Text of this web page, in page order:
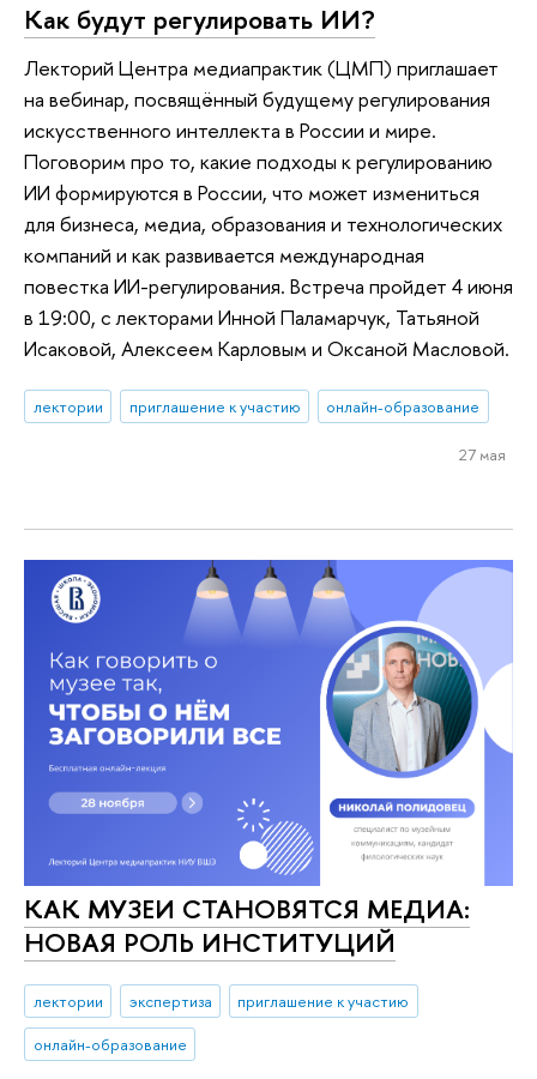
Как будут регулировать ИИ?
Лекторий Центра медиапрактик (ЦМП) приглашает
на вебинар, посвящённый будущему регулирования
искусственного интеллекта в России и мире.
Поговорим про то, какие подходы к регулированию
ИИ формируются в России, что может измениться
для бизнеса, медиа, образования и технологических
компаний и как развивается международная
повестка ИИ-регулирования. Встреча пройдет 4 июня
в 19:00, с лекторами Инной Паламарчук, Татьяной
Исаковой, Алексеем Карловым и Оксаной Масловой.
лектории приглашение к участию онлайн-образование
27 мая
КАК МУЗЕИ СТАНОВЯТСЯ МЕДИА:
НОВАЯ РОЛЬ ИНСТИТУЦИЙ
лектории экспертиза
приглашение к участию
онлайн-образование